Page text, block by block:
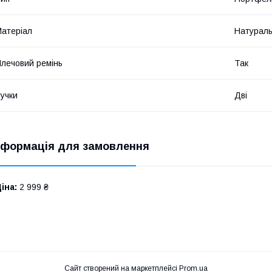
ремінь Так
Дві
для замовлення
2 999 ₴
Сайт створений на маркетплейсі Prom.ua